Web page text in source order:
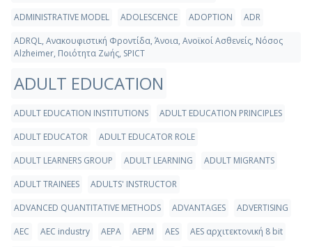
ADMINISTRATIVE MODEL
ADOLESCENCE ADOPTION
ADR
ADRQL, Ανακουφιστική Φροντίδα, Άνοια, Ανοϊκοί Ασθενείς, Νόσος
Alzheimer, Ποιότητα Ζωής, SPICT
ADULT EDUCATION
ADULT EDUCATION INSTITUTIONS
ADULT EDUCATION PRINCIPLES
ADULT EDUCATOR
ADULT EDUCATOR ROLE
ADULT LEARNERS GROUP
ADULT LEARNING
ADULT MIGRANTS
ADULT TRAINEES
ADULTS' INSTRUCTOR
ADVANCED QUANTITATIVE METHODS
ADVANTAGES
ADVERTISING
AEC
AEC industry AEPA AEPM AES
AES αρχιτεκτονική 8 bit